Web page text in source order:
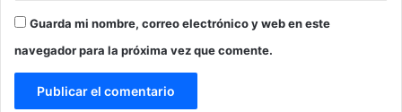
Guarda mi nombre, correo electrónico y web en este
navegador para la próxima vez que comente.